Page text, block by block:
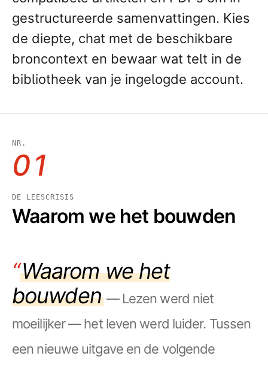
gestructureerde samenvattingen. Kies
de diepte, chat met de beschikbare
broncontext en bewaar wat telt in de
bibliotheek van je ingelogde account.
NR.
01
DE LEESCRISIS
Waarom we het bouwden
“Wat het leest— Elke bron heeft
eigen voorwaarden: geschikte
catalogusboeken, openbare YouTube-
video’s met een bruikbaar transcript,